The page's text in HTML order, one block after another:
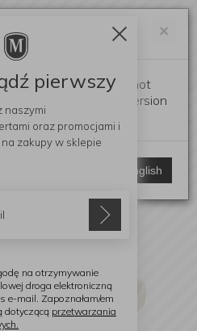
×
browser language is not
to the English version
Switch to English
pierwszy
naszymi
oraz promocjami i
na zakupy w sklepie
na otrzymywanie
droga elektroniczną
e-mail. Zapoznałam/em
dotyczącą przetwarzania